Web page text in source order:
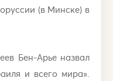
(в Минске) в
Бен-Арье назвал
и всего мира».